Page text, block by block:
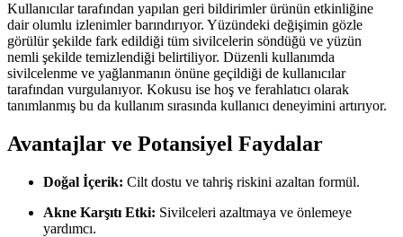
Kullanıcılar tarafından yapılan geri bildirimler ürünün etkinliğine
dair olumlu izlenimler barındırıyor. Yüzündeki değişimin gözle
görülür şekilde fark edildiği tüm sivilcelerin söndüğü ve yüzün
nemli şekilde temizlendiği belirtiliyor. Düzenli kullanımda
sivilcelenme ve yağlanmanın önüne geçildiği de kullanıcılar
tarafından vurgulanıyor. Kokusu ise hoş ve ferahlatıcı olarak
tanımlanmış bu da kullanım sırasında kullanıcı deneyimini artırıyor.
Avantajlar ve Potansiyel Faydalar
Doğal İçerik: Cilt dostu ve tahriş riskini azaltan formül.
Akne Karşıtı Etki: Sivilceleri azaltmaya ve önlemeye
yardımcı.